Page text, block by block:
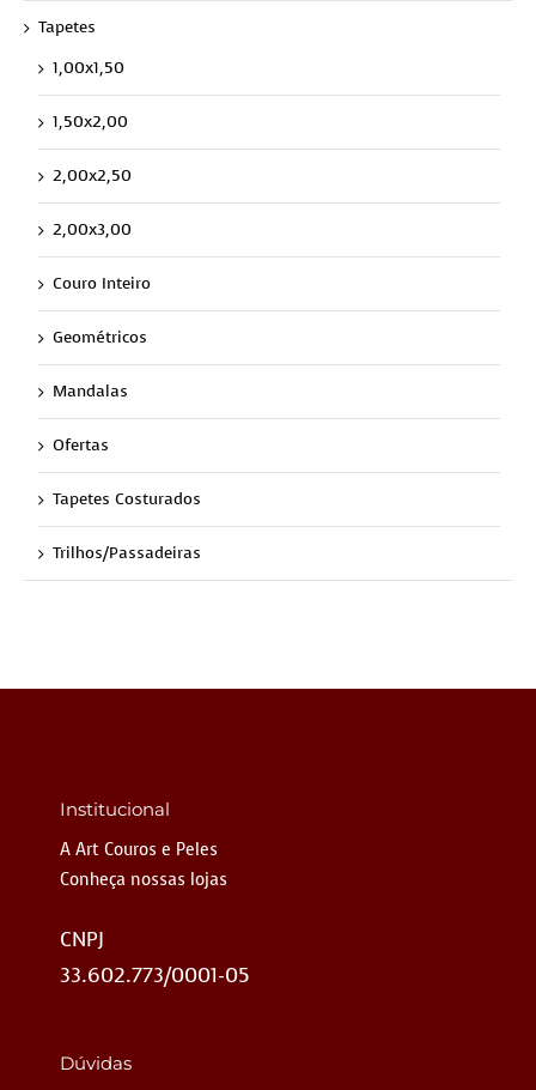
Tapetes
1,00x1,50
1,50x2,00
2,00x2,50
2,00x3,00
Couro Inteiro
Geométricos
Mandalas
Ofertas
Tapetes Costurados
Trilhos/Passadeiras
Institucional
A Art Couros e Peles
Conheça nossas lojas
CNPJ
33.602.773/0001-05
Dúvidas